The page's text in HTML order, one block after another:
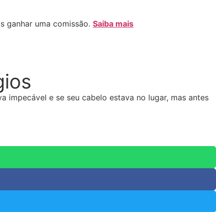
ganhar uma comissão. Saiba mais
impecável e se seu cabelo estava no lugar, mas antes